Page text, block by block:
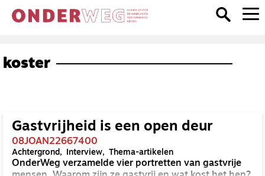
koster
Gastvrijheid is een open deur
08JOAN22667400
Achtergrond Interview Thema-artikelen
OnderWeg verzamelde vier portretten van gastvrije